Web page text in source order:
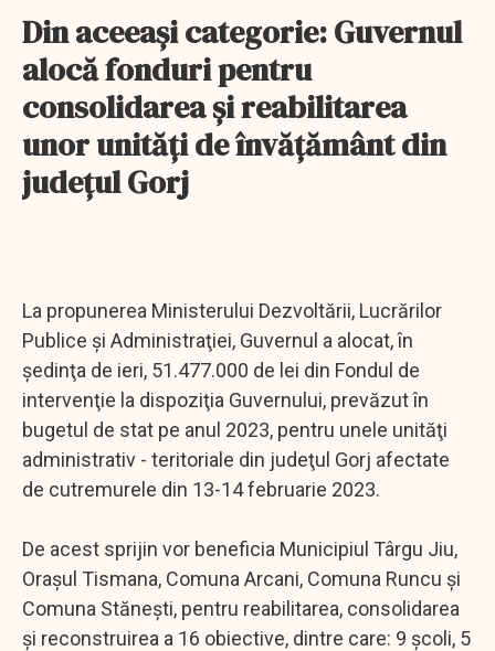
Din aceeaşi categorie: Guvernul
alocă fonduri pentru
consolidarea şi reabilitarea
unor unităţi de învăţământ din
judeţul Gorj
La propunerea Ministerului Dezvoltării, Lucrărilor
Publice şi Administraţiei, Guvernul a alocat, în
şedinţa de ieri, 51.477.000 de lei din Fondul de
intervenţie la dispoziţia Guvernului, prevăzut în
bugetul de stat pe anul 2023, pentru unele unităţi
administrativ - teritoriale din judeţul Gorj afectate
de cutremurele din 13-14 februarie 2023.
De acest sprijin vor beneficia Municipiul Târgu Jiu,
Oraşul Tismana, Comuna Arcani, Comuna Runcu şi
Comuna Stăneşti, pentru reabilitarea, consolidarea
şi reconstruirea a 16 obiective, dintre care: 9 şcoli, 5